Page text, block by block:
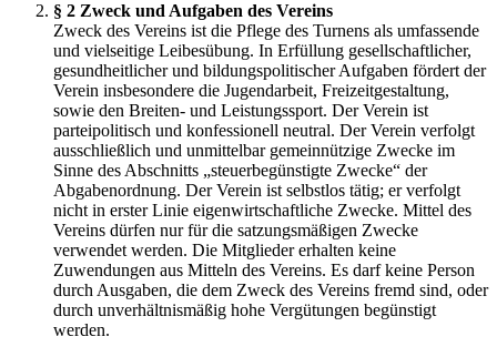
§ 2 Zweck und Aufgaben des Vereins
Zweck des Vereins ist die Pflege des Turnens als umfassende
und vielseitige Leibesübung. In Erfüllung gesellschaftlicher,
gesundheitlicher und bildungspolitischer Aufgaben fördert der
Verein insbesondere die Jugendarbeit, Freizeitgestaltung,
sowie den Breiten- und Leistungssport. Der Verein ist
parteipolitisch und konfessionell neutral. Der Verein verfolgt
ausschließlich und unmittelbar gemeinnützige Zwecke im
Sinne des Abschnitts „steuerbegünstigte Zwecke“ der
Abgabenordnung. Der Verein ist selbstlos tätig; er verfolgt
nicht in erster Linie eigenwirtschaftliche Zwecke. Mittel des
Vereins dürfen nur für die satzungsmäßigen Zwecke
verwendet werden. Die Mitglieder erhalten keine
Zuwendungen aus Mitteln des Vereins. Es darf keine Person
durch Ausgaben, die dem Zweck des Vereins fremd sind, oder
durch unverhältnismäßig hohe Vergütungen begünstigt
werden.